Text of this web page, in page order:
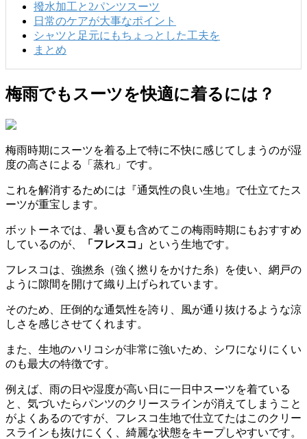
撥水加工と2パンツスーツ
日常のケアが大事なポイント
シャツと足元にもちょっとした工夫を
まとめ
梅雨でもスーツを快適に着るには？
梅雨時期にスーツを着る上で特に不快に感じてしまうのが湿
度の高さによる「蒸れ」です。
これを解消するためには『通気性の良い生地』で仕立てたス
ーツが重宝します。
ボットーネでは、暑い夏も含めてこの梅雨時期にもおすすめ
しているのが、
「フレスコ」 という生地です。
フレスコは、強撚糸（強く撚りをかけた糸）を使い、網戸の
ように隙間を開けて織り上げられています。
そのため、圧倒的な通気性を誇り、風が通り抜けるような涼
しさを感じさせてくれます。
また、生地のハリコシが非常に強いため、シワになりにくい
のも最大の特徴です。
例えば、雨の日や湿度が高い日に一日中スーツを着ている
と、気づいたらパンツのクリースラインが消えてしまうこと
がよくあるのですが、フレスコ生地で仕立てたはこのクリー
スラインも抜けにくく、綺麗な状態をキープしやすいです。